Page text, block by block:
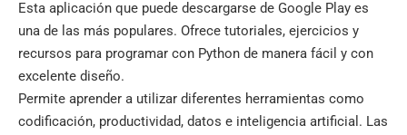
Esta aplicación que puede descargarse de Google Play es
una de las más populares. Ofrece tutoriales, ejercicios y
recursos para programar con Python de manera fácil y con
excelente diseño.
Permite aprender a utilizar diferentes herramientas como
codificación, productividad, datos e inteligencia artificial. Las